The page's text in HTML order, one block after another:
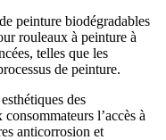
peinture biodégradables
rouleaux à peinture à
telles que les
de peinture.
des
l’accès à
anticorrosion et